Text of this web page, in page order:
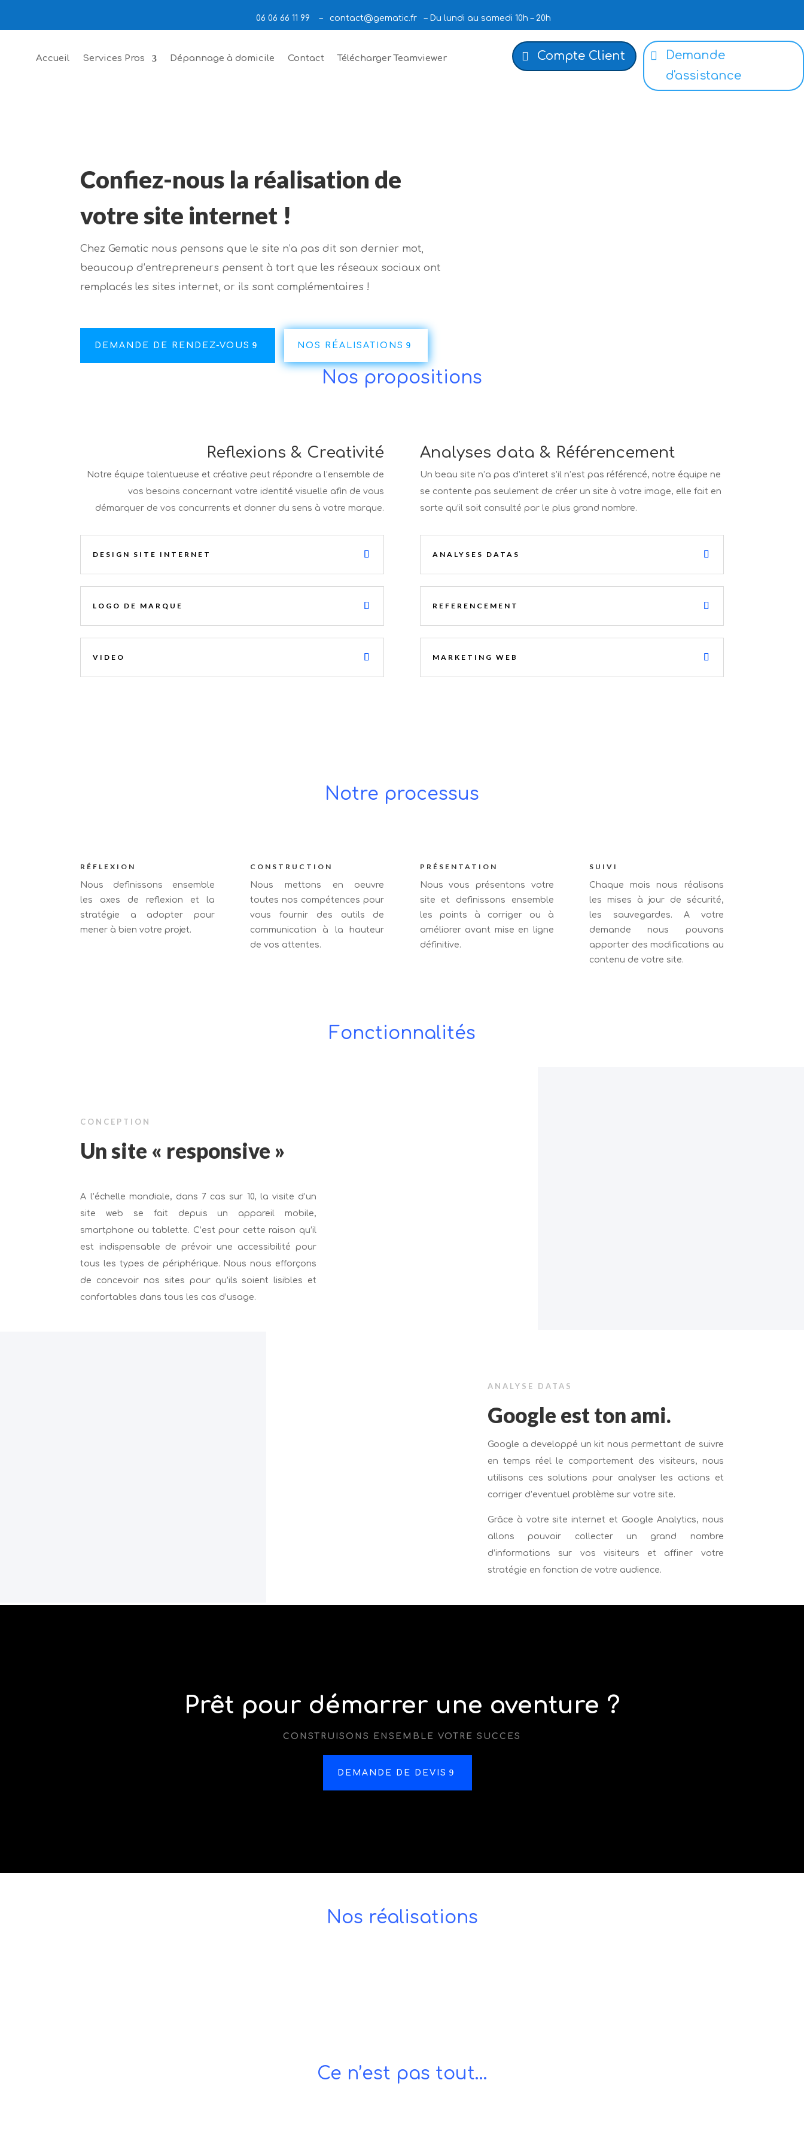
06 06 66 11 99 – contact@gematic.fr– Du lundi au samedi 10h – 20h
Accueil Services Pros Dépannage à domicile Contact Télécharger Teamviewer Compte Client
Demande
d'assistance
Confiez-nous la réalisation de
votre site internet !
Chez Gematic nous pensons que le site n’a pas dit son dernier mot,
beaucoup d’entrepreneurs pensent à tort que les réseaux sociaux ont
remplacés les sites internet, or ils sont complémentaires !
DEMANDE DE RENDEZ-VOUS NOS RÉALISATIONS
Nos propositions
Reflexions & Creativité
Notre équipe talentueuse et créative peut répondre a l’ensemble de
vos besoins concernant votre identité visuelle afin de vous
démarquer de vos concurrents et donner du sens à votre marque.
DESIGN SITE INTERNET
LOGO DE MARQUE
VIDEO
Analyses data & Référencement
Un beau site n’a pas d’interet s’il n’est pas référencé, notre équipe ne
se contente pas seulement de créer un site à votre image, elle fait en
sorte qu’il soit consulté par le plus grand nombre.
ANALYSES DATAS
REFERENCEMENT
MARKETING WEB
Notre processus
RÉFLEXION
Nous definissons ensemble
les axes de reflexion et la
stratégie a adopter pour
mener à bien votre projet.
CONSTRUCTION
Nous mettons en oeuvre
toutes nos compétences pour
vous fournir des outils de
communication à la hauteur
de vos attentes.
PRÉSENTATION
Nous vous présentons votre
site et definissons ensemble
les points à corriger ou à
améliorer avant mise en ligne
définitive.
SUIVI
Chaque mois nous réalisons
les mises à jour de sécurité,
les sauvegardes. A votre
demande nous pouvons
apporter des modifications au
contenu de votre site.
Fonctionnalités
CONCEPTION
Un site « responsive »
A l’échelle mondiale, dans 7 cas sur 10, la visite d’un
site web se fait depuis un appareil mobile,
smartphone ou tablette. C’est pour cette raison qu’il
est indispensable de prévoir une accessibilité pour
tous les types de périphérique. Nous nous efforçons
de concevoir nos sites pour qu’ils soient lisibles et
confortables dans tous les cas d’usage.
ANALYSE DATAS
Google est ton ami.
Google a developpé un kit nous permettant de suivre
en temps réel le comportement des visiteurs, nous
utilisons ces solutions pour analyser les actions et
corriger d’eventuel problème sur votre site.
Grâce à votre site internet et Google Analytics, nous
allons pouvoir collecter un grand nombre
d’informations sur vos visiteurs et affiner votre
stratégie en fonction de votre audience.
Prêt pour démarrer une aventure ?
CONSTRUISONS ENSEMBLE VOTRE SUCCES
DEMANDE DE DEVIS
Nos réalisations
Ce n’est pas tout…